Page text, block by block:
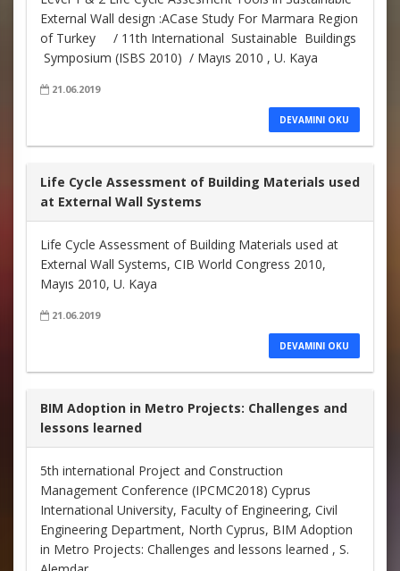
External Wall design :ACase Study For Marmara Region
of Turkey / 11th International Sustainable Buildings
Symposium (ISBS 2010) / Mayıs 2010 , U. Kaya
21.06.2019
DEVAMINI OKU
Life Cycle Assessment of Building Materials used
at External Wall Systems
Life Cycle Assessment of Building Materials used at
External Wall Systems, CIB World Congress 2010,
Mayıs 2010, U. Kaya
21.06.2019
DEVAMINI OKU
BIM Adoption in Metro Projects: Challenges and
lessons learned
5th international Project and Construction
Management Conference (IPCMC2018) Cyprus
International University, Faculty of Engineering, Civil
Engineering Department, North Cyprus, BIM Adoption
in Metro Projects: Challenges and lessons learned , S.